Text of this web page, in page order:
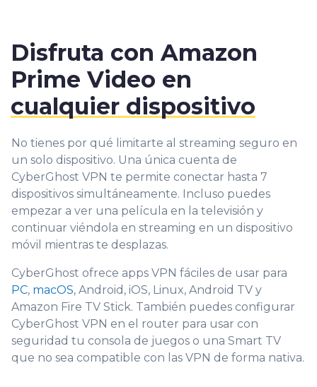
Disfruta con Amazon
Prime Video en
cualquier dispositivo
No tienes por qué limitarte al streaming seguro en
un solo dispositivo. Una única cuenta de
CyberGhost VPN te permite conectar hasta 7
dispositivos simultáneamente. Incluso puedes
empezar a ver una película en la televisión y
continuar viéndola en streaming en un dispositivo
móvil mientras te desplazas.
CyberGhost ofrece apps VPN fáciles de usar para
PC, macOS, Android, iOS, Linux, Android TV y
Amazon Fire TV Stick. También puedes configurar
CyberGhost VPN en el router para usar con
seguridad tu consola de juegos o una Smart TV
que no sea compatible con las VPN de forma nativa.